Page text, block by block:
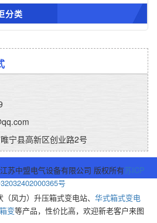
分类
宁县高新区创业路2号
苏中盟电气设备有限公司 版权所有苏ICP
号
（风力）升压箱式变电站、 华式箱式变电
变等产品，性价比高，欢迎新老客户来图